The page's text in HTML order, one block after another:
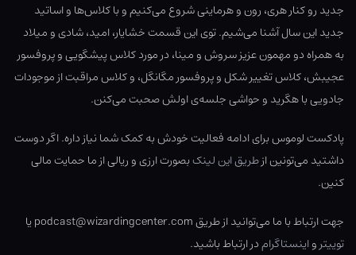
جدید رو کنار هری، رون و هرماینی شروع می‌کنیم و با کلاس‌ها و اساتید
جدید این سال آشنا می‌شیم. توی این قسمت خشایار، امید، شادی و میلاد
به همراه دو مهمون عزیز سروش و مینا، در مورد کلاس پیشگویی و پروفسور
عجیبش، کلاس تغییر شکل و پروفسور مگانگل، و کلاس مراقبت از موجودات
جادویی با هگرید و حواشی جلسه‌ی اولش صحبت می‌کنن.
پادکست لوموس برای ادامه فعالیت خودش به کمک شما نیاز داره. اگر دوست
داشتید می‌تونین ازطریق این لینکبصورت ارزی و ریالی از ما حمایت مالی
کنین.
جهت ارتباط با ما می‌توانید از طریق podcast@wizardingcenter.com یا
توییترواینستاگرامدر ارتباط باشید.